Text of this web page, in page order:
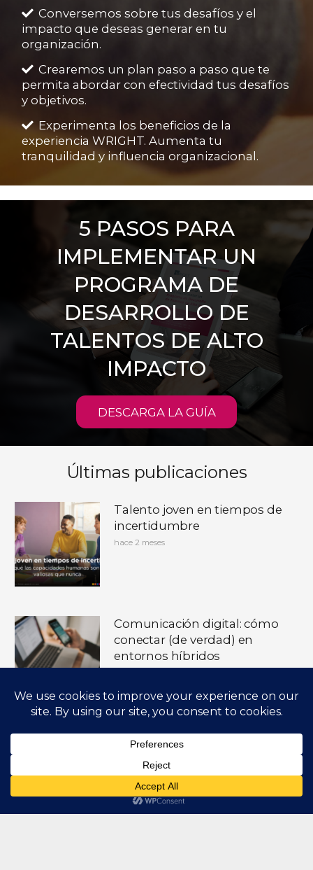
Conversemos sobre tus desafíos y el
impacto que deseas generar en tu
organización.
Crearemos un plan paso a paso que te
permita abordar con efectividad tus desafíos
y objetivos.
Experimenta los beneficios de la
experiencia WRIGHT. Aumenta tu
tranquilidad y influencia organizacional.
5 PASOS PARA
IMPLEMENTAR UN
PROGRAMA DE
DESARROLLO DE
TALENTOS DE ALTO
IMPACTO
DESCARGA LA GUÍA
Últimas publicaciones
Talento joven en tiempos de
incertidumbre
hace 2 meses
Comunicación digital: cómo
conectar (de verdad) en
entornos híbridos
Presentaciones de Alto
bien también es cuidar a las
personas de tu organización
hace 4 meses